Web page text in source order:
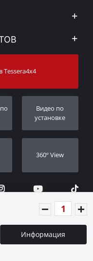
Информация
Tessera4x4
Видео по
установке
360º View